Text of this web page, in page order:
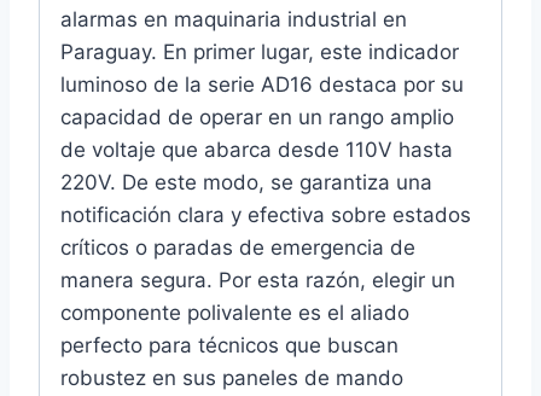
alarmas en maquinaria industrial en
Paraguay. En primer lugar, este indicador
luminoso de la serie AD16 destaca por su
capacidad de operar en un rango amplio
de voltaje que abarca desde 110V hasta
220V. De este modo, se garantiza una
notificación clara y efectiva sobre estados
críticos o paradas de emergencia de
manera segura. Por esta razón, elegir un
componente polivalente es el aliado
perfecto para técnicos que buscan
robustez en sus paneles de mando